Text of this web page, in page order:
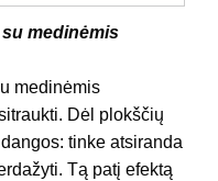
medinėmis
medinėmis
Dėl plokščių
tinke atsiranda
Tą patį efektą